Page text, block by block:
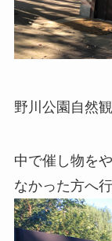
野川公園自然
中で催し物を
なかった方へ